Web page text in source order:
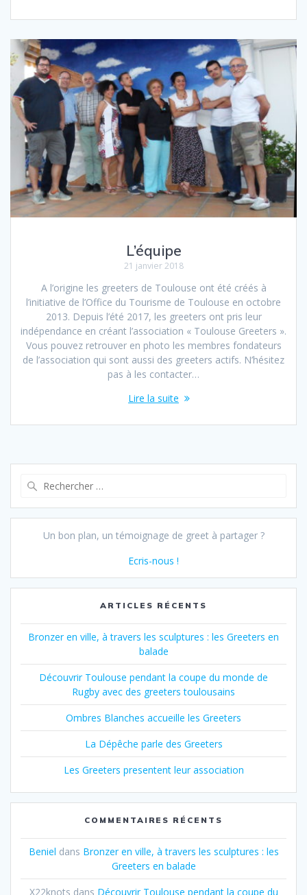
L’équipe
21 janvier 2018
A l’origine les greeters de Toulouse ont été créés à
l’initiative de l’Office du Tourisme de Toulouse en octobre
2013. Depuis l’été 2017, les greeters ont pris leur
indépendance en créant l’association « Toulouse Greeters ».
Vous pouvez retrouver en photo les membres fondateurs
de l’association qui sont aussi des greeters actifs. N’hésitez
pas à les contacter…
Lire la suite
Un bon plan, un témoignage de greet à partager ?
Ecris-nous !
ARTICLES RÉCENTS
Bronzer en ville, à travers les sculptures : les Greeters en
balade
Découvrir Toulouse pendant la coupe du monde de
Rugby avec des greeters toulousains
Ombres Blanches accueille les Greeters
La Dépêche parle des Greeters
Les Greeters presentent leur association
COMMENTAIRES RÉCENTS
Beniel dans Bronzer en ville, à travers les sculptures : les
Greeters en balade
X22knots dans Découvrir Toulouse pendant la coupe du